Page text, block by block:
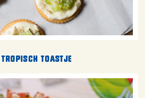
Tropisch toastje